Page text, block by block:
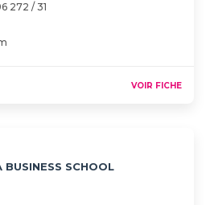
272 / 31
VOIR FICHE
BUSINESS SCHOOL